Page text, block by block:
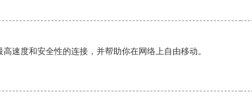
速度和安全性的连接，并帮助你在网络上自由移动。